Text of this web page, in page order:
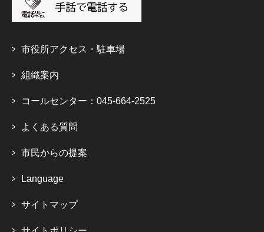
市役所アクセス・駐車場
組織案内
コールセンター：045-664-2525
よくある質問
市民からの提案
Language
サイトマップ